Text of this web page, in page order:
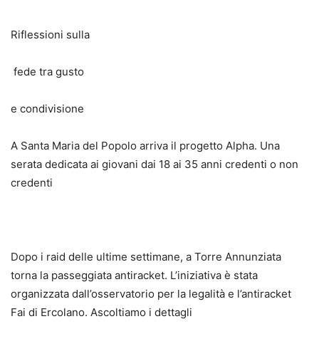
Riflessioni sulla
fede tra gusto
e condivisione
A Santa Maria del Popolo arriva il progetto Alpha. Una
serata dedicata ai giovani dai 18 ai 35 anni credenti o non
credenti
Dopo i raid delle ultime settimane, a Torre Annunziata
torna la passeggiata antiracket. L’iniziativa è stata
organizzata dall’osservatorio per la legalità e l’antiracket
Fai di Ercolano. Ascoltiamo i dettagli